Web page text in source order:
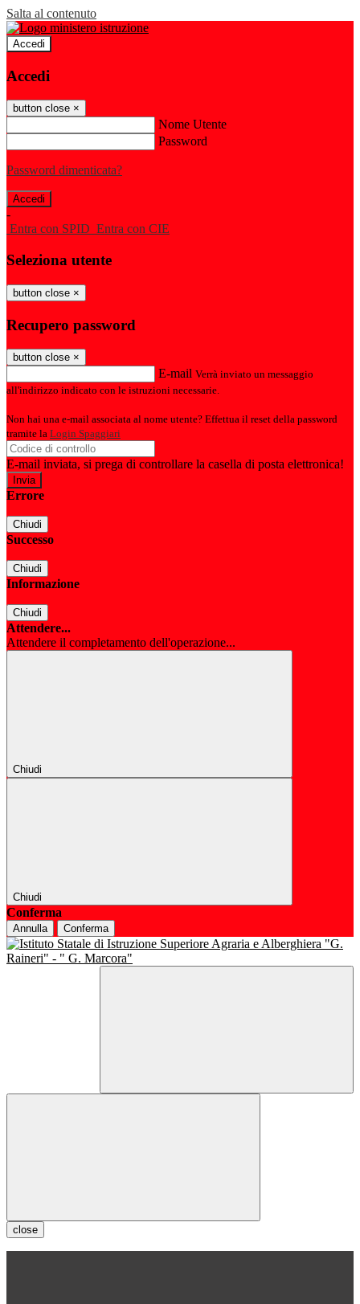
Salta al contenuto
Accedi
Accedi
button close ×
Nome Utente
Password
Password dimenticata?
-
Entra con SPID Entra con CIE
Seleziona utente
button close ×
Recupero password
button close ×
E-mail Verrà inviato un messaggio
all'indirizzo indicato con le istruzioni necessarie.
Non hai una e-mail associata al nome utente? Effettua il reset della password
tramite la Login Spaggiari
E-mail inviata, si prega di controllare la casella di posta elettronica!
Errore
Chiudi
Successo
Chiudi
Informazione
Chiudi
Attendere...
Attendere il completamento dell'operazione...
Chiudi
Chiudi
Conferma
Annulla Conferma
close